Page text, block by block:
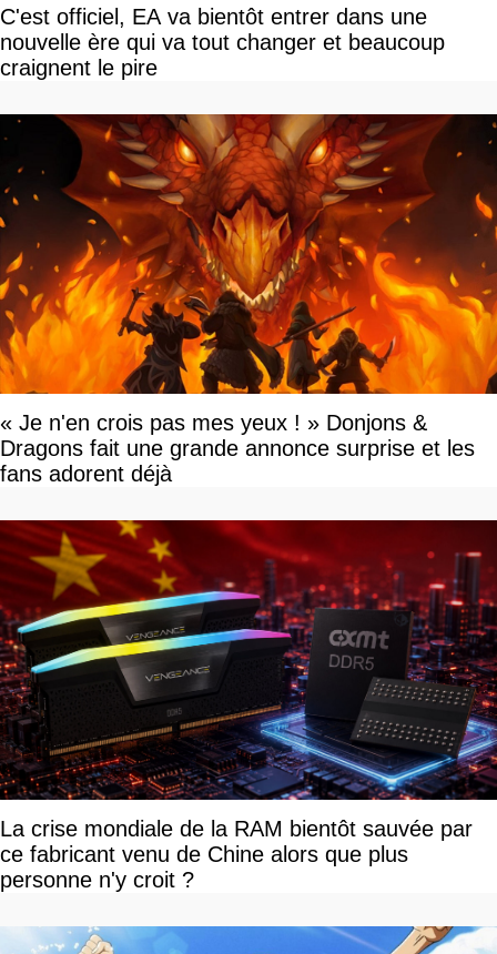
C'est officiel, EA va bientôt entrer dans une
nouvelle ère qui va tout changer et beaucoup
craignent le pire
« Je n'en crois pas mes yeux ! » Donjons &
Dragons fait une grande annonce surprise et les
fans adorent déjà
La crise mondiale de la RAM bientôt sauvée par
ce fabricant venu de Chine alors que plus
personne n'y croit ?